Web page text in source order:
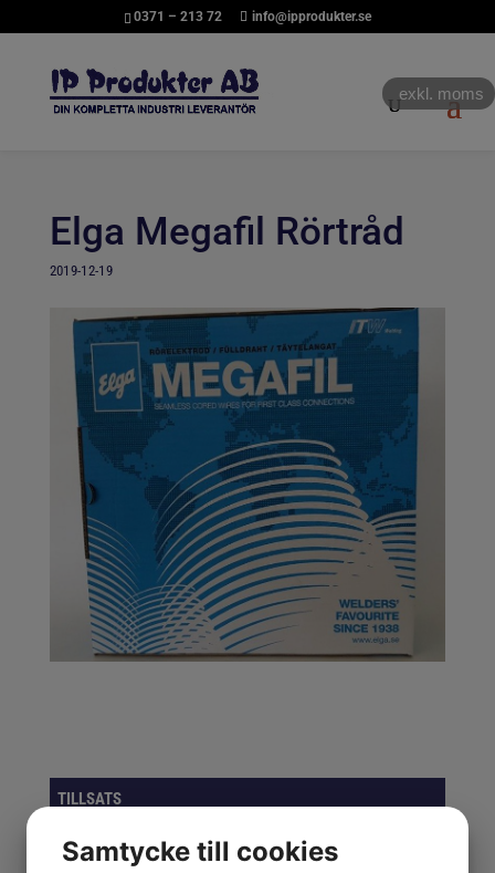
exkl. moms
0371 – 213 72 info@ipprodukter.se
Elga Megafil Rörtråd
2019-12-19
TILLSATS
VERKSTAD
Samtycke till cookies